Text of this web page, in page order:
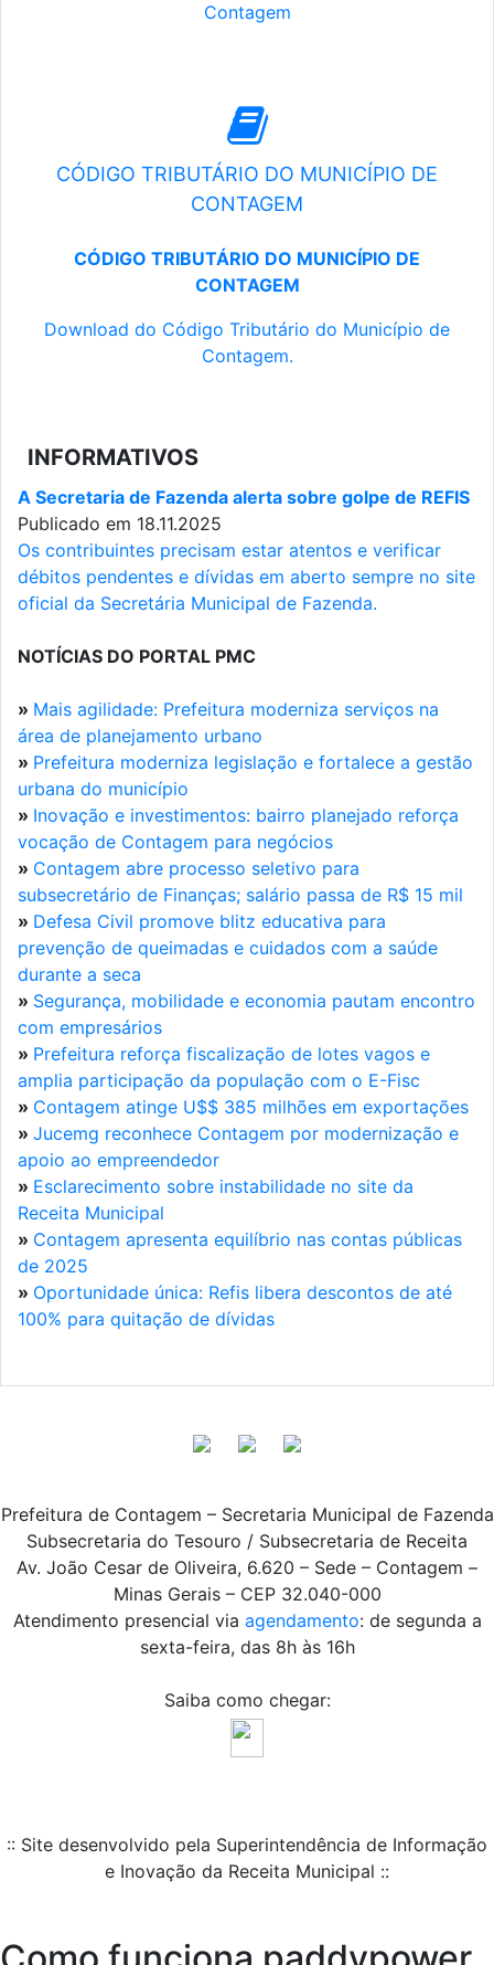
Contagem
CÓDIGO TRIBUTÁRIO DO MUNICÍPIO DE
CONTAGEM
CÓDIGO TRIBUTÁRIO DO MUNICÍPIO DE
CONTAGEM
Download do Código Tributário do Município de
Contagem.
INFORMATIVOS
A Secretaria de Fazenda alerta sobre golpe de REFIS
Publicado em 18.11.2025
Os contribuintes precisam estar atentos e verificar
débitos pendentes e dívidas em aberto sempre no site
oficial da Secretária Municipal de Fazenda.
NOTÍCIAS DO PORTAL PMC
» Mais agilidade: Prefeitura moderniza serviços na
área de planejamento urbano
» Prefeitura moderniza legislação e fortalece a gestão
urbana do município
» Inovação e investimentos: bairro planejado reforça
vocação de Contagem para negócios
» Contagem abre processo seletivo para
subsecretário de Finanças; salário passa de R$ 15 mil
» Defesa Civil promove blitz educativa para
prevenção de queimadas e cuidados com a saúde
durante a seca
» Segurança, mobilidade e economia pautam encontro
com empresários
» Prefeitura reforça fiscalização de lotes vagos e
amplia participação da população com o E-Fisc
» Contagem atinge U$$ 385 milhões em exportações
» Jucemg reconhece Contagem por modernização e
apoio ao empreendedor
» Esclarecimento sobre instabilidade no site da
Receita Municipal
» Contagem apresenta equilíbrio nas contas públicas
de 2025
» Oportunidade única: Refis libera descontos de até
100% para quitação de dívidas
Prefeitura de Contagem – Secretaria Municipal de Fazenda
Subsecretaria do Tesouro / Subsecretaria de Receita
Av. João Cesar de Oliveira, 6.620 – Sede – Contagem –
Minas Gerais – CEP 32.040-000
Atendimento presencial via agendamento: de segunda a
sexta-feira, das 8h às 16h
Saiba como chegar:
:: Site desenvolvido pela Superintendência de Informação
e Inovação da Receita Municipal ::